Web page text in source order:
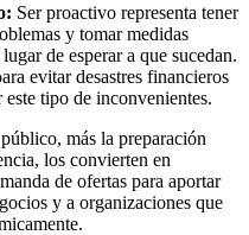
Ser proactivo representa tener
y tomar medidas
de esperar a que sucedan.
evitar desastres financieros
tipo de inconvenientes.
más la preparación
los convierten en
de ofertas para aportar
y a organizaciones que